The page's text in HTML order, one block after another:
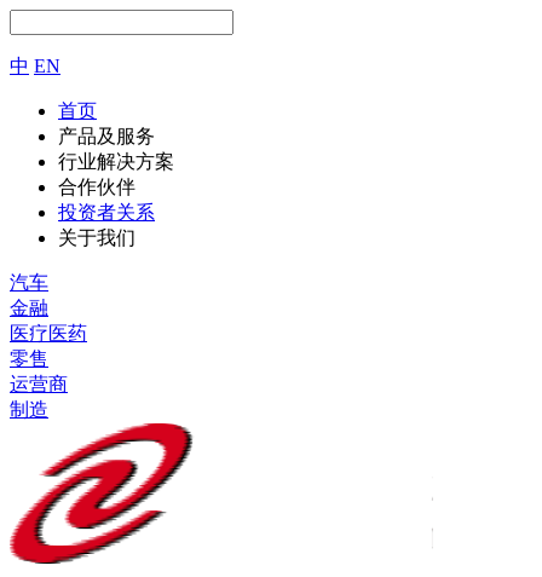
中 EN
首页
产品及服务
行业解决方案
合作伙伴
投资者关系
关于我们
汽车
金融
医疗医药
零售
运营商
制造